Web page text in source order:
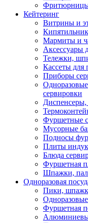
Кейтеринг
Витрины и
Мармиты и
Аксессуары
Тележки,
Кассеты для
Приборы
сервировки
Фуршетные
Мусорные
Подносы
Плиты
Блюда
Фуршетная
Шпажки,
Одноразовая
Пики,
Фуршетная